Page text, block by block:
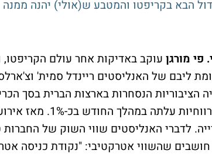
הבא בקריפטו והמטבע ש(אולי) יהנה ממנה
פי מורגן עוקב באדיקות אחר עולם הקריפטו,
ליבם של האנליסטים ריינדל סמית'
הנסחרות בארצות הברית בסך
ב-4% החודש ומגיע לכ-
שהשווי אטרקטיבי: "נקודת כניסה